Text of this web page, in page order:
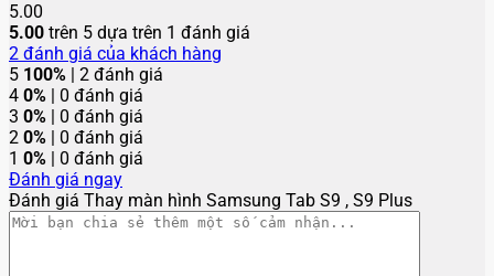
5.00
5.00 trên 5 dựa trên 1 đánh giá
2 đánh giá của khách hàng
5 100% | 2 đánh giá
4 0% | 0 đánh giá
3 0% | 0 đánh giá
2 0% | 0 đánh giá
1 0% | 0 đánh giá
Đánh giá ngay
Đánh giá Thay màn hình Samsung Tab S9 , S9 Plus